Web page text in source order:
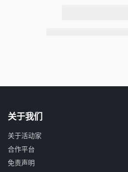
关于我们
关于活动家
合作平台
免责声明